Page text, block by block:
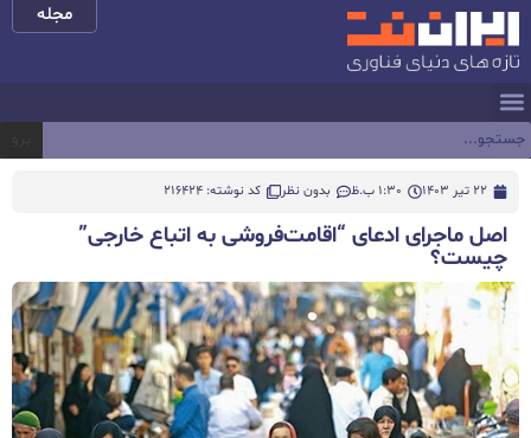
مجله
22 تیر 1403 1:30 ب.ظ بدون نظر کد نوشته: 216424
اصل ماجرای ادعای “اقامت‌فروشی به اتباع خارجی”
چیست؟